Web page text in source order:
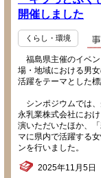
開催しました
くらし・環境
福島県主催のイベン
場・地域における男
活躍をテーマとした
シンポジウムでは、
永乳業株式会社にお
演いただいたほか、
マに県内で活躍する
ンを行いました。
2025年11月5日